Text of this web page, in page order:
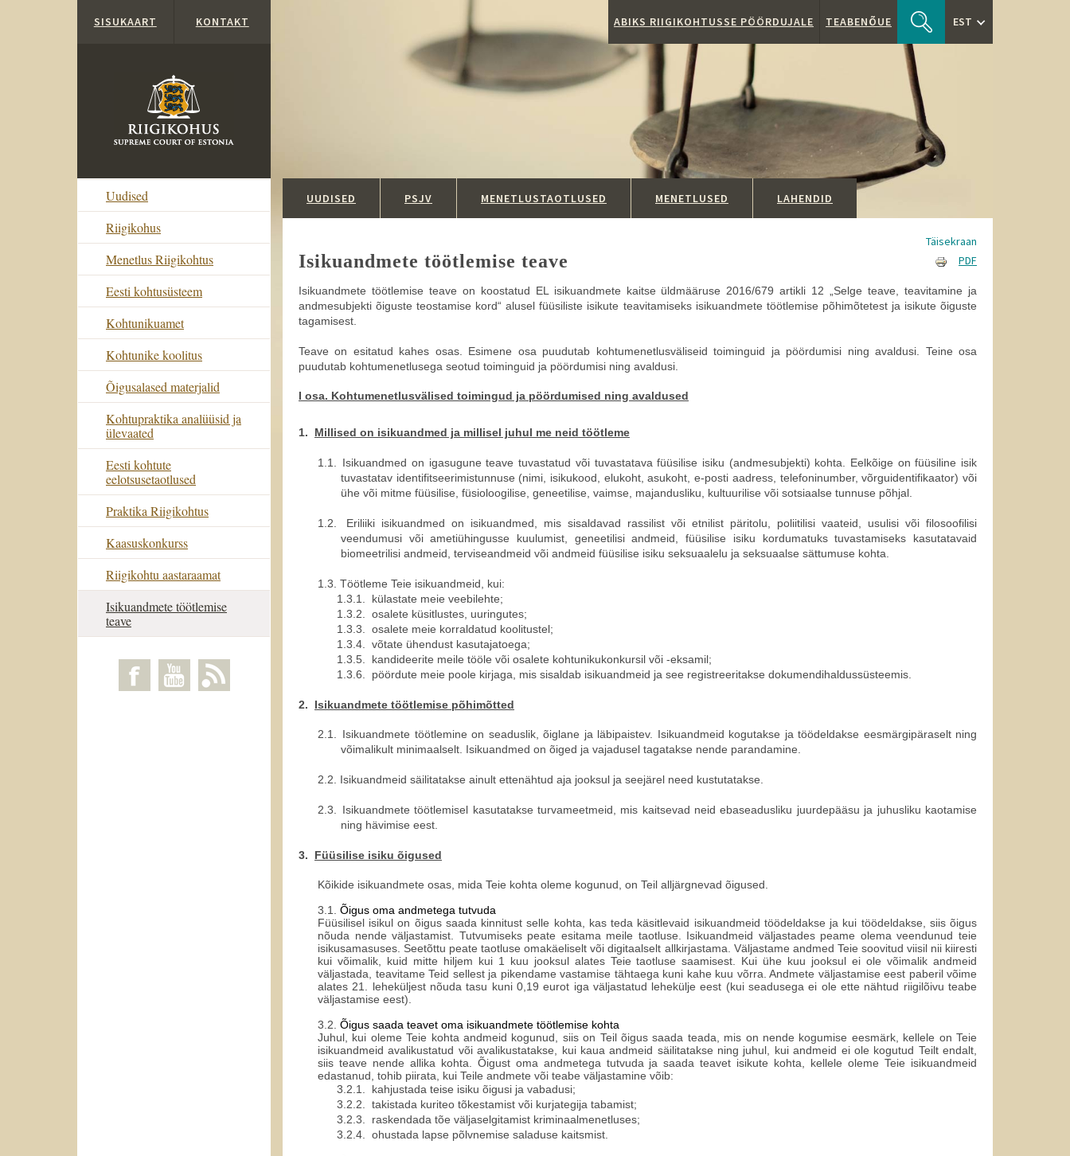
ABIKS RIIGIKOHTUSSE PÖÖRDUJALE TEABENÕUE EST
SISUKAART KONTAKT
Uudised
Riigikohus
Menetlus Riigikohtus
Eesti kohtusüsteem
Kohtunikuamet
Kohtunike koolitus
Õigusalased materjalid
Kohtupraktika analüüsid ja
ülevaated
Eesti kohtute
eelotsusetaotlused
Praktika Riigikohtus
Kaasuskonkurss
Riigikohtu aastaraamat
Isikuandmete töötlemise
teave
UUDISED PSJV MENETLUSTAOTLUSED MENETLUSED LAHENDID
Täisekraan
Isikuandmete töötlemise teave PDF
Isikuandmete töötlemise teave on koostatud EL isikuandmete kaitse üldmääruse 2016/679 artikli 12 „Selge teave, teavitamine ja
andmesubjekti õiguste teostamise kord“ alusel füüsiliste isikute teavitamiseks isikuandmete töötlemise põhimõtetest ja isikute õiguste
tagamisest.
Teave on esitatud kahes osas. Esimene osa puudutab kohtumenetlusväliseid toiminguid ja pöördumisi ning avaldusi. Teine osa
puudutab kohtumenetlusega seotud toiminguid ja pöördumisi ning avaldusi.
I osa. Kohtumenetlusvälised toimingud ja pöördumised ning avaldused
1. Millised on isikuandmed ja millisel juhul me neid töötleme
1.1. Isikuandmed on igasugune teave tuvastatud või tuvastatava füüsilise isiku (andmesubjekti) kohta. Eelkõige on füüsiline isik
tuvastatav identifitseerimistunnuse (nimi, isikukood, elukoht, asukoht, e-posti aadress, telefoninumber, võrguidentifikaator) või
ühe või mitme füüsilise, füsioloogilise, geneetilise, vaimse, majandusliku, kultuurilise või sotsiaalse tunnuse põhjal.
1.2.
Eriliiki isikuandmed on isikuandmed, mis sisaldavad rassilist või etnilist päritolu, poliitilisi vaateid, usulisi või filosoofilisi
veendumusi või ametiühingusse kuulumist, geneetilisi andmeid, füüsilise isiku kordumatuks tuvastamiseks kasutatavaid
biomeetrilisi andmeid, terviseandmeid või andmeid füüsilise isiku seksuaalelu ja seksuaalse sättumuse kohta.
1.3. Töötleme Teie isikuandmeid, kui:
1.3.1.
külastate meie veebilehte;
1.3.2. osalete küsitlustes, uuringutes;
1.3.3. osalete meie korraldatud koolitustel;
1.3.4. võtate ühendust kasutajatoega;
1.3.5.
kandideerite meile tööle või osalete kohtunikukonkursil või -eksamil;
1.3.6.
pöördute meie poole kirjaga, mis sisaldab isikuandmeid ja see registreeritakse dokumendihaldussüsteemis.
2. Isikuandmete töötlemise põhimõtted
2.1. Isikuandmete töötlemine on seaduslik, õiglane ja läbipaistev. Isikuandmeid kogutakse ja töödeldakse eesmärgipäraselt ning
võimalikult minimaalselt. Isikuandmed on õiged ja vajadusel tagatakse nende parandamine.
2.2. Isikuandmeid säilitatakse ainult ettenähtud aja jooksul ja seejärel need kustutatakse.
2.3. Isikuandmete töötlemisel kasutatakse turvameetmeid, mis kaitsevad neid ebaseadusliku juurdepääsu ja juhusliku kaotamise
ning hävimise eest.
3. Füüsilise isiku õigused
Kõikide isikuandmete osas, mida Teie kohta oleme kogunud, on Teil alljärgnevad õigused.
3.1. Õigus oma andmetega tutvuda
Füüsilisel isikul on õigus saada kinnitust selle kohta, kas teda käsitlevaid isikuandmeid töödeldakse ja kui töödeldakse, siis õigus
nõuda nende väljastamist. Tutvumiseks peate esitama meile taotluse. Isikuandmeid väljastades peame olema veendunud teie
isikusamasuses. Seetõttu peate taotluse omakäeliselt või digitaalselt allkirjastama. Väljastame andmed Teie soovitud viisil nii kiiresti
kui võimalik, kuid mitte hiljem kui 1 kuu jooksul alates Teie taotluse saamisest. Kui ühe kuu jooksul ei ole võimalik andmeid
väljastada, teavitame Teid sellest ja pikendame vastamise tähtaega kuni kahe kuu võrra. Andmete väljastamise eest paberil võime
alates 21. leheküljest nõuda tasu kuni 0,19 eurot iga väljastatud lehekülje eest (kui seadusega ei ole ette nähtud riigilõivu teabe
väljastamise eest).
3.2. Õigus saada teavet oma isikuandmete töötlemise kohta
Juhul, kui oleme Teie kohta andmeid kogunud, siis on Teil õigus saada teada, mis on nende kogumise eesmärk, kellele on Teie
isikuandmeid avalikustatud või avalikustatakse, kui kaua andmeid säilitatakse ning juhul, kui andmeid ei ole kogutud Teilt endalt,
siis teave nende allika kohta. Õigust oma andmetega tutvuda ja saada teavet isikute kohta, kellele oleme Teie isikuandmeid
edastanud, tohib piirata, kui Teile andmete või teabe väljastamine võib:
3.2.1.
kahjustada teise isiku õigusi ja vabadusi;
3.2.2. takistada kuriteo tõkestamist või kurjategija tabamist;
3.2.3.
raskendada tõe väljaselgitamist kriminaalmenetluses;
3.2.4. ohustada lapse põlvnemise saladuse kaitsmist.